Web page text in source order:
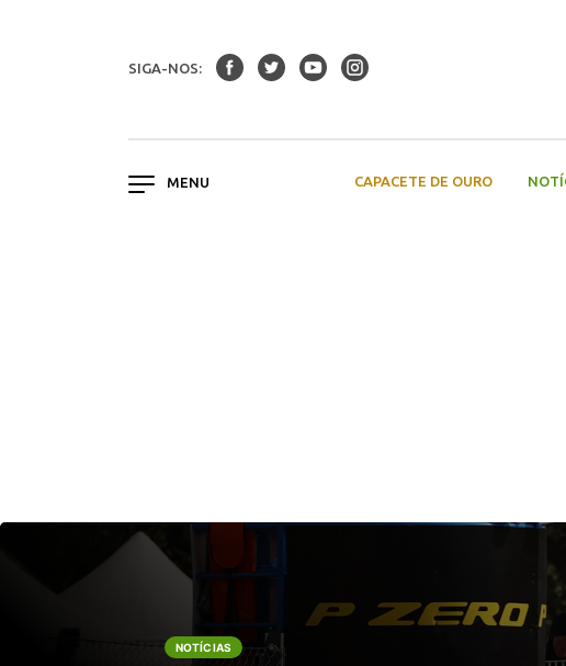
SIGA-NOS:
CAPACETE DE OURO
NOTÍCIAS